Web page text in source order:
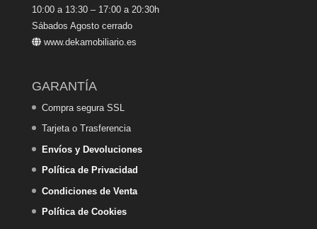
10:00 a 13:30 – 17:00 a 20:30h
Sábados Agosto cerrado
www.dekamobiliario.es
GARANTÍA
Compra segura SSL
Tarjeta o Trasferencia
Envíos y Devoluciones
Política de Privacidad
Condiciones de Venta
Política de Cookies